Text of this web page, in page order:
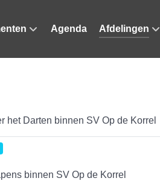
Agenda Afdelingen
het Darten binnen SV Op de Korrel
binnen SV Op de Korrel